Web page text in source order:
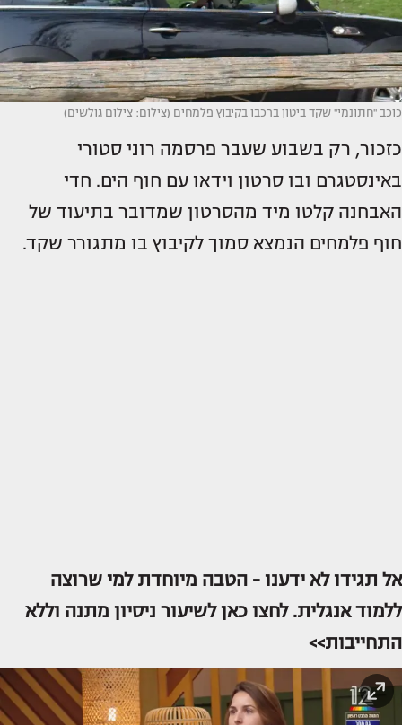
כוכב ''חתונמי'' שקד ביטון ברכבו בקיבוץ פלמחים (צילום: צילום גולשים)
כזכור, רק בשבוע שעבר פרסמה רוני סטורי
באינסטגרם ובו סרטון וידאו עם חוף הים. חדי
האבחנה קלטו מיד מהסרטון שמדובר בתיעוד של
חוף פלמחים הנמצא סמוך לקיבוץ בו מתגורר שקד.
אל תגידו לא ידענו - הטבה מיוחדת למי שרוצה
ללמוד אנגלית. לחצו כאן לשיעור ניסיון מתנה וללא
התחייבות>>